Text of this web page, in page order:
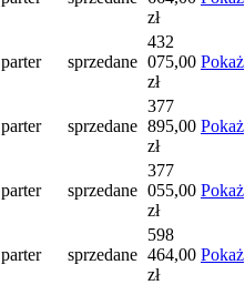
zł
parter sprzedane
432
075,00
zł
Pokaż
parter sprzedane
377
895,00
zł
Pokaż
parter sprzedane
377
055,00
zł
Pokaż
parter sprzedane
598
464,00
zł
Pokaż